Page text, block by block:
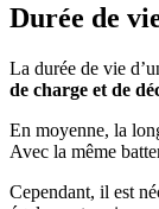
Durée de
La durée de vie
de charge et de
En moyenne, la
Avec la même
Cependant, il est